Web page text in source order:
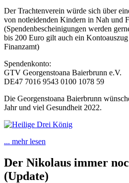
Der Trachtenverein würde sich über
von notleidenden Kindern in Nah und
(Spendenbescheinigungen werden
bis 200 Euro gilt auch ein
Finanzamt)
Spendenkonto:
GTV Georgenstoana Baierbrunn e.V.
DE47 7016 9543 0100 1078 59
Die Georgenstoana Baierbrunn
Jahr und viel Gesundheit 2022.
... mehr lesen
Der Nikolaus immer
(Update)